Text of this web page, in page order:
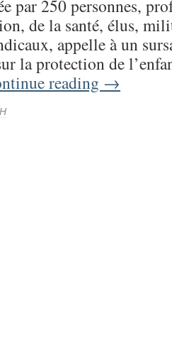
par 250 personnes,
de la santé, élus,
appelle à un
la protection de
reading →